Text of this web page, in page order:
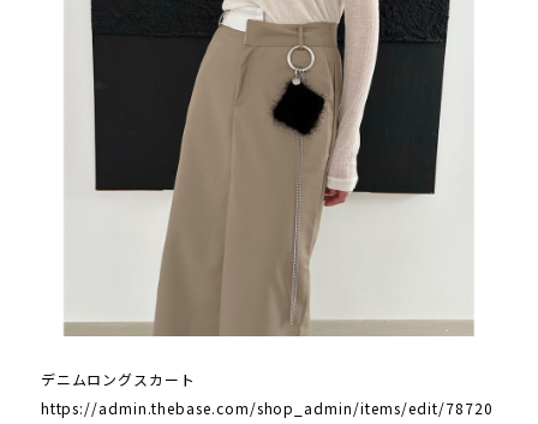
デニムロングスカート
https://admin.thebase.com/shop_admin/items/edit/78720